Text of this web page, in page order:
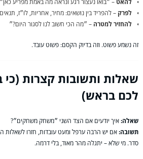
לפרק – להפריד בין נושאים: מחיר, אחריות, לו״ז,
להחזיר למטרה – ״מה הכי חשוב לנו לסגור היום?״
זה נשמע פשוט. וזה בדיוק הקסם: פשוט עובד.
שאלות ותשובות קצרות (כי
לכם בראש)
שאלה:איך יודעים אם הצד השני ״משחק משחקים״?
תשובה:אם יש הרבה ערפל ומעט עובדות, חזרו לשאלות
סדר. מי שלא – יתגלה מהר מאוד, בלי דרמה.